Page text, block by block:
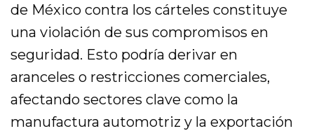
de México contra los cárteles constituye
una violación de sus compromisos en
seguridad. Esto podría derivar en
aranceles o restricciones comerciales,
afectando sectores clave como la
manufactura automotriz y la exportación